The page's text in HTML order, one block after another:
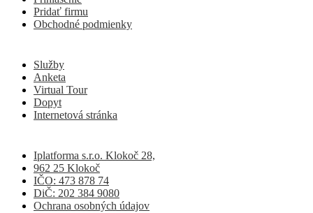
Pridať firmu
Obchodné podmienky
Služby
Anketa
Virtual Tour
Dopyt
Internetová stránka
Iplatforma s.r.o. Klokoč 28,
962 25 Klokoč
IČO: 473 878 74
DiČ: 202 384 9080
Ochrana osobných údajov